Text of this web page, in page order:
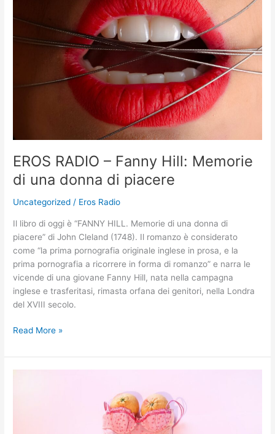
EROS RADIO – Fanny Hill: Memorie
di una donna di piacere
Uncategorized / Eros Radio
Il libro di oggi è “FANNY HILL. Memorie di una donna di
piacere” di John Cleland (1748). Il romanzo è considerato
come “la prima pornografia originale inglese in prosa, e la
prima pornografia a ricorrere in forma di romanzo” e narra le
vicende di una giovane Fanny Hill, nata nella campagna
inglese e trasferitasi, rimasta orfana dei genitori, nella Londra
del XVIII secolo.
Fanny
Memorie
donna
Read More »